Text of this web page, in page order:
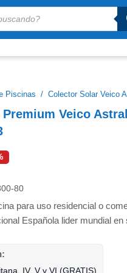
Piscinas / Colector Solar Veico
Veico
80
para uso residencial o
Española lider mundial
IV, V y VI (GRATIS)